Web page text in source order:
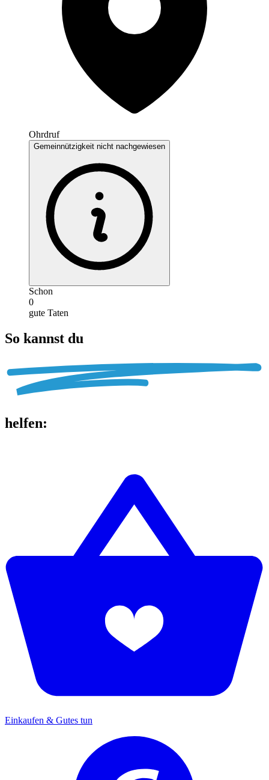
Ohrdruf
Gemeinnützigkeit nicht nachgewiesen
Schon
0
gute Taten
So kannst du
helfen:
Einkaufen & Gutes tun